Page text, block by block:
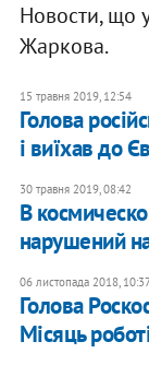
Новости, що
Жаркова.
15 травня 2019, 12:54
Голова
і виїхав до
30 травня 2019, 08:42
В
нарушений
06 листопада 2018,
Голова
Місяць